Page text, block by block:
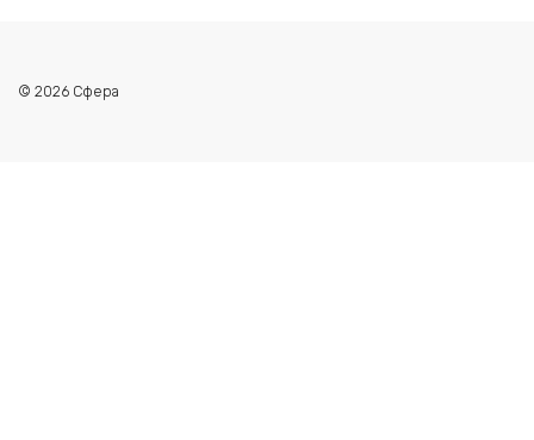
© 2026 Сфера